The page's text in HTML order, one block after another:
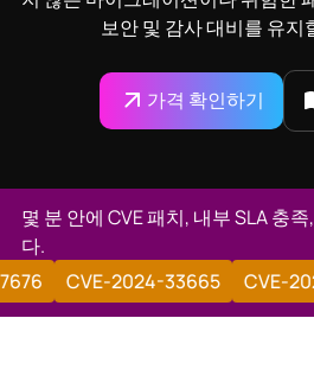
보안 및 감사 대비를 유지
가격 확인하기
몇 분 안에 CVE 패치, 내부 SLA 충
다.
7676
CVE-2024-33665